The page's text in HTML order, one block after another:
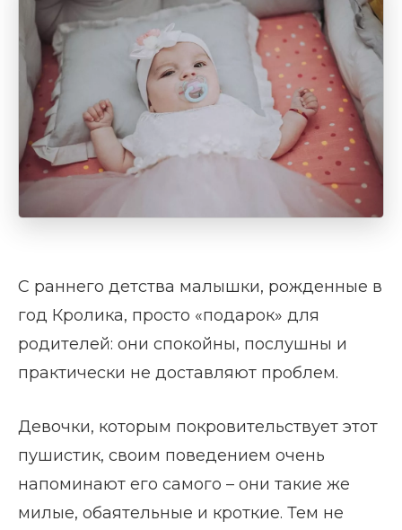
С раннего детства малышки, рожденные в
год Кролика, просто «подарок» для
родителей: они спокойны, послушны и
практически не доставляют проблем.
Девочки, которым покровительствует этот
пушистик, своим поведением очень
напоминают его самого – они такие же
милые, обаятельные и кроткие. Тем не